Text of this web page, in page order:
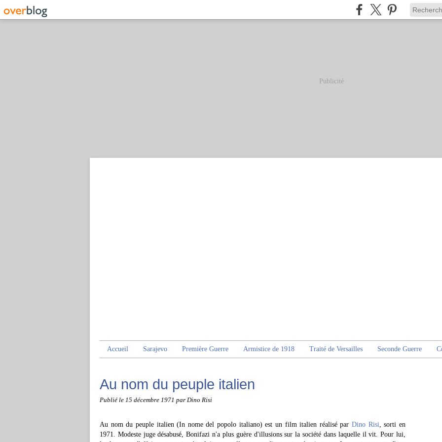
Publicité
Accueil Sarajevo Première Guerre Armistice de 1918 Traité de Versailles Seconde Guerre
Au nom du peuple italien
Publié le 15 décembre 1971 par Dino Risi
Au nom du peuple italien (In nome del popolo italiano) est un film italien réalisé parDino Risi, sorti en
1971. Modeste juge désabusé, Bonifazi n'a plus guère d'illusions sur la société dans laquelle il vit. Pour lui,